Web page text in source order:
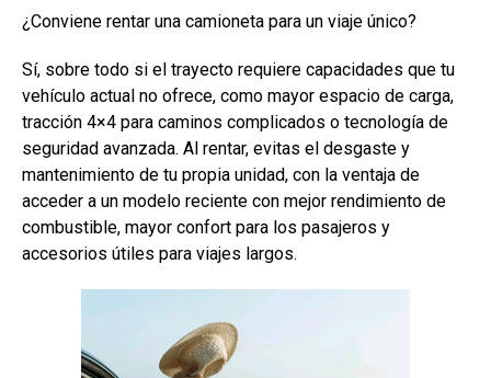
¿Conviene rentar una camioneta para un viaje único?
Sí, sobre todo si el trayecto requiere capacidades que tu
vehículo actual no ofrece, como mayor espacio de carga,
tracción 4×4 para caminos complicados o tecnología de
seguridad avanzada. Al rentar, evitas el desgaste y
mantenimiento de tu propia unidad, con la ventaja de
acceder a un modelo reciente con mejor rendimiento de
combustible, mayor confort para los pasajeros y
accesorios útiles para viajes largos.